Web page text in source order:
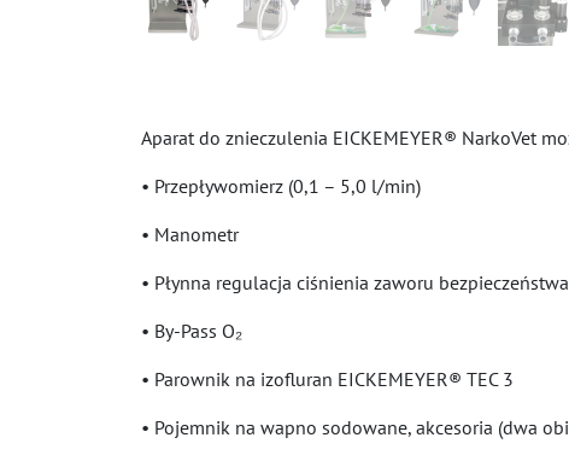
Aparat do znieczulenia EICKEMEYER® NarkoVet
• Przepływomierz (0,1 – 5,0 l/min)
• Manometr
• Płynna regulacja ciśnienia zaworu bezpieczeństwa
• By-Pass O₂
• Parownik na izofluran EICKEMEYER® TEC 3
• Pojemnik na wapno sodowane, akcesoria (dwa